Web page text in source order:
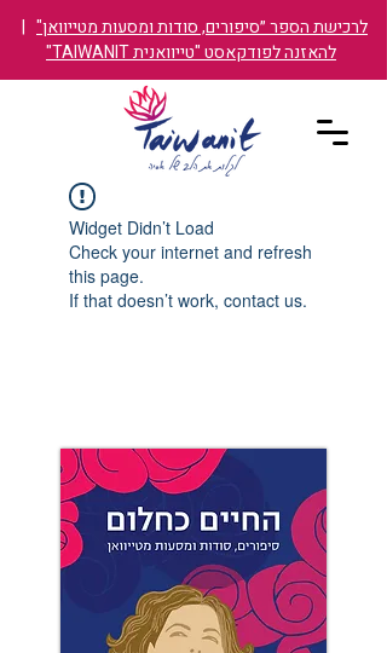
לרכישת הספר ״סיפורים, סודות ומסעות מטייוואן" |
להאזנה לפודקאסט "טייוואנית TAIWANIT"
Widget Didn’t Load
Check your internet and refresh
this page.
If that doesn’t work, contact us.